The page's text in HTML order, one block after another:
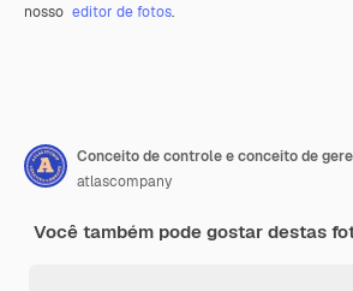
nosso editor de fotos.
Conceito de controle e conceito de
atlascompany
Você também pode gostar destas